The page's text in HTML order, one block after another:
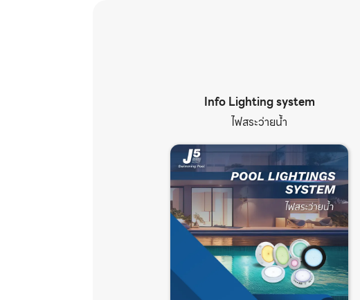
Info Lighting system
ไฟสระว่ายน้ำ